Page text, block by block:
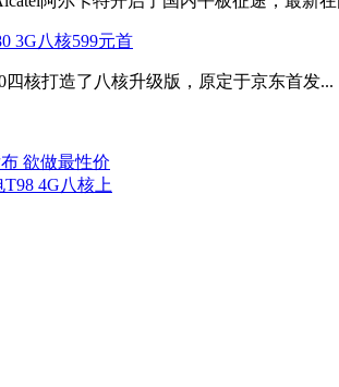
3G八核599元首
四核打造了八核升级版，原定于京东首发...
欲做最性价
4G八核上